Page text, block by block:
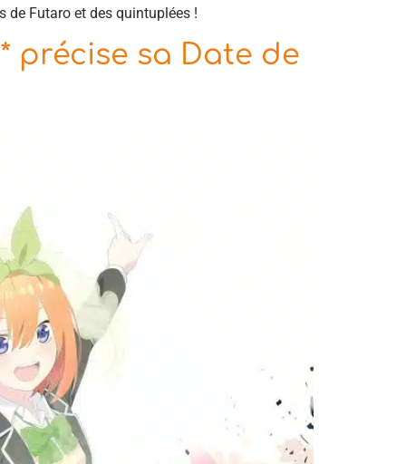
de Futaro et des quintuplées !
précise sa Date de